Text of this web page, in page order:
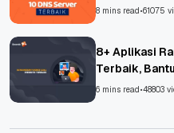
8 mins read•61075
8+ Aplikasi
Terbaik,
Asing!
6 mins read•48803